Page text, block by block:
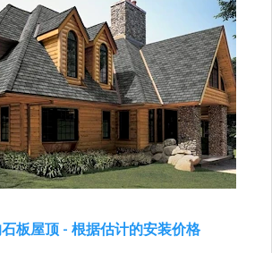
板屋顶 - 根据估计的安装价格